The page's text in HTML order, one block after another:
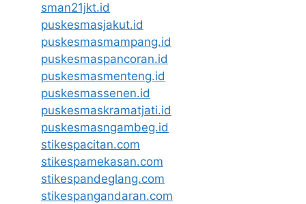
sman21jkt.id
puskesmasjakut.id
puskesmasmampang.id
puskesmaspancoran.id
puskesmasmenteng.id
puskesmassenen.id
puskesmaskramatjati.id
puskesmasngambeg.id
stikespacitan.com
stikespamekasan.com
stikespandeglang.com
stikespangandaran.com